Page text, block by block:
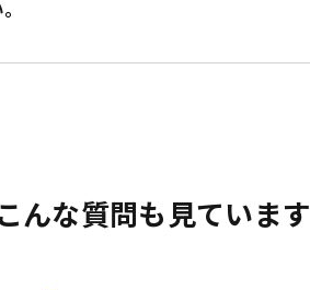
こんな質問も見ています